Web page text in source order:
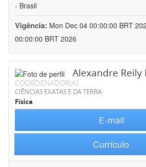
- Brasil
Vigência: Mon Dec 04 00:00:00 BRT
00:00:00 BRT 2026
Alexandre Reily
COORDENADOR(A)
CIÊNCIAS EXATAS E DA TERRA
Física
E-mail
Currículo